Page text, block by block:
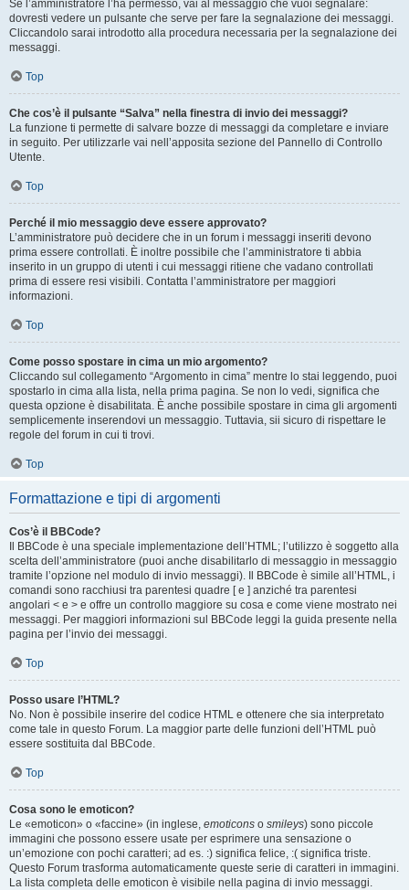
Se l’amministratore l’ha permesso, vai al messaggio che vuoi segnalare:
dovresti vedere un pulsante che serve per fare la segnalazione dei messaggi.
Cliccandolo sarai introdotto alla procedura necessaria per la segnalazione dei
messaggi.
Top
Che cos’è il pulsante “Salva” nella finestra di invio dei messaggi?
La funzione ti permette di salvare bozze di messaggi da completare e inviare
in seguito. Per utilizzarle vai nell’apposita sezione del Pannello di Controllo
Utente.
Top
Perché il mio messaggio deve essere approvato?
L’amministratore può decidere che in un forum i messaggi inseriti devono
prima essere controllati. È inoltre possibile che l’amministratore ti abbia
inserito in un gruppo di utenti i cui messaggi ritiene che vadano controllati
prima di essere resi visibili. Contatta l’amministratore per maggiori
informazioni.
Top
Come posso spostare in cima un mio argomento?
Cliccando sul collegamento “Argomento in cima” mentre lo stai leggendo, puoi
spostarlo in cima alla lista, nella prima pagina. Se non lo vedi, significa che
questa opzione è disabilitata. È anche possibile spostare in cima gli argomenti
semplicemente inserendovi un messaggio. Tuttavia, sii sicuro di rispettare le
regole del forum in cui ti trovi.
Top
Formattazione e tipi di argomenti
Cos’è il BBCode?
Il BBCode è una speciale implementazione dell’HTML; l’utilizzo è soggetto alla
scelta dell’amministratore (puoi anche disabilitarlo di messaggio in messaggio
tramite l’opzione nel modulo di invio messaggi). Il BBCode è simile all’HTML, i
comandi sono racchiusi tra parentesi quadre [ e ] anziché tra parentesi
angolari < e > e offre un controllo maggiore su cosa e come viene mostrato nei
messaggi. Per maggiori informazioni sul BBCode leggi la guida presente nella
pagina per l’invio dei messaggi.
Top
Posso usare l’HTML?
No. Non è possibile inserire del codice HTML e ottenere che sia interpretato
come tale in questo Forum. La maggior parte delle funzioni dell’HTML può
essere sostituita dal BBCode.
Top
Cosa sono le emoticon?
Le «emoticon» o «faccine» (in inglese, emoticons o smileys) sono piccole
immagini che possono essere usate per esprimere una sensazione o
un’emozione con pochi caratteri; ad es. :) significa felice, :( significa triste.
Questo Forum trasforma automaticamente queste serie di caratteri in immagini.
La lista completa delle emoticon è visibile nella pagina di invio messaggi.